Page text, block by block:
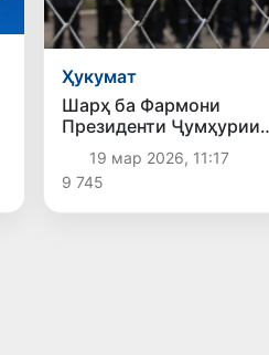
Ҳукумат
Шарҳ ба Фармони
Президенти Ҷумҳурии
Ӯзбекистон «Дар бораи
афви гурӯҳи шахсоне, ки
ҷазо адо мекунанд ва аз
кирдори худ самимона
19 мар 2026, 11:17
9 745